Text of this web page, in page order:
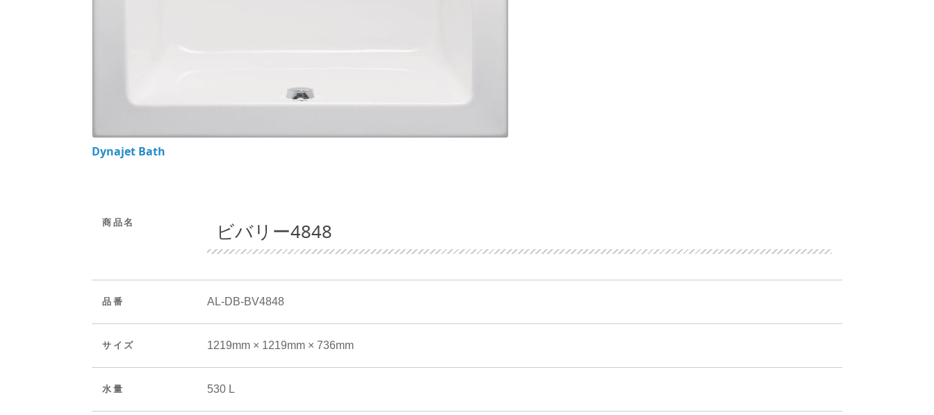
Dynajet Bath
商品名 ビバリー4848
品番 AL-DB-BV4848
サイズ 1219mm × 1219mm × 736mm
水量 530 L